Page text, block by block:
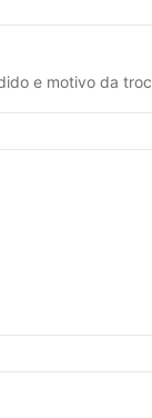
e motivo da